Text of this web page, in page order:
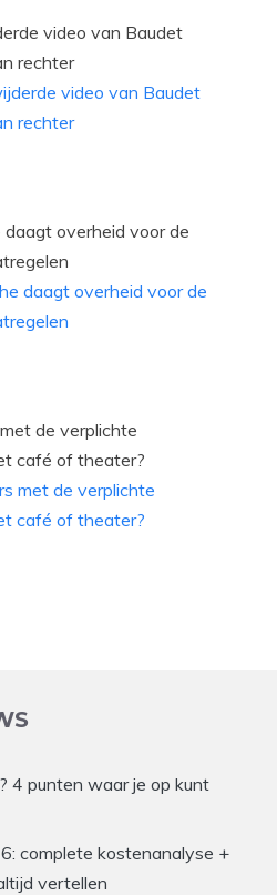
video van Baudet
rechter
overheid voor de
de verplichte
café of theater?
4 punten waar je op kunt
complete kostenanalyse +
vertellen